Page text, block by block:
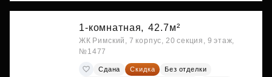
1-комнатная, 42.7м²
ЖК Римский, 7 корпус, 20 секция, 9 этаж,
№1477
Сдана Скидка
Без отделки